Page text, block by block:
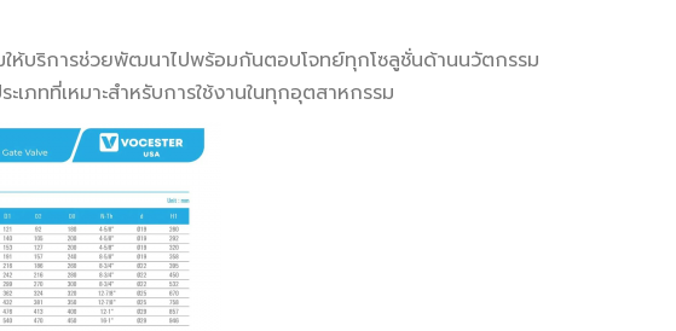
ห้บริการช่วยพัฒนาไปพร้อมกันตอบโจทย์ทุกโซลูชั่นด้านนวัตกรรม
ภทที่เหมาะสำหรับการใช้งานในทุกอุตสาหกรรม